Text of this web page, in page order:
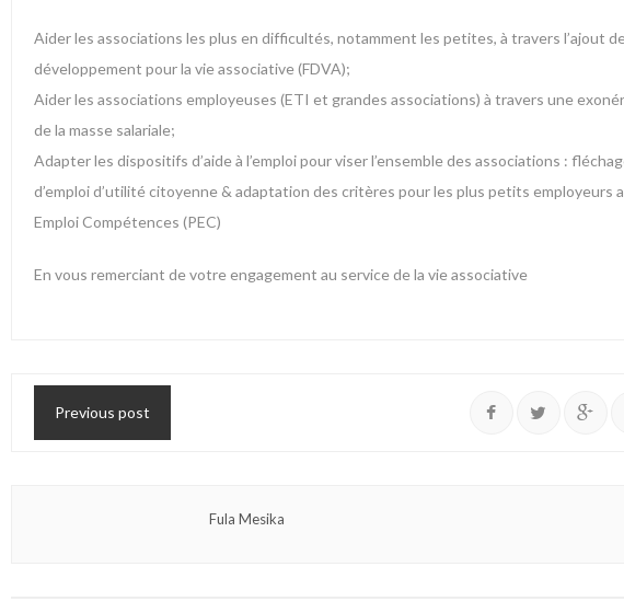
Aider les associations les plus en difficultés, notamment les petites, à travers l’ajout
développement pour la vie associative (FDVA);
Aider les associations employeuses (ETI et grandes associations) à travers une
de la masse salariale;
Adapter les dispositifs d’aide à l’emploi pour viser l’ensemble des associations :
d’emploi d’utilité citoyenne & adaptation des critères pour les plus petits
Emploi Compétences (PEC)
En vous remerciant de votre engagement au service de la vie associative
Previous post
Fula Mesika